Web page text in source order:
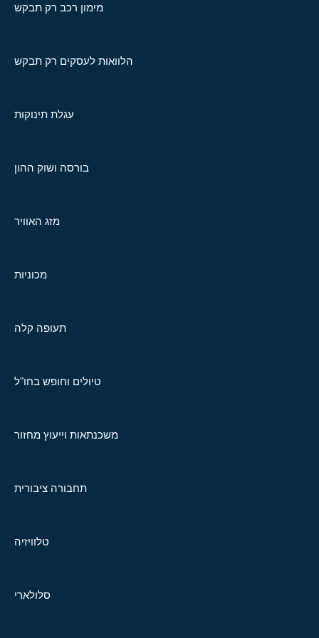
מימון רכב רק תבקש
הלוואות לעסקים רק תבקש
עגלת תינוקות
בורסה ושוק ההון
מזג האוויר
מכוניות
תעופה קלה
טיולים וחופש בחו"ל
משכנתאות וייעוץ מחזור
תחבורה ציבורית
טלוויזיה
סלולארי